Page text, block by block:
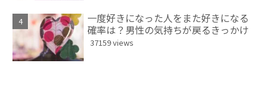
一度好きになった人をまた好きになる
確率は？男性の気持ちが戻るきっかけ
37159 views